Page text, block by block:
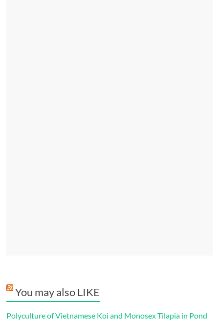
You may also LIKE
Polyculture of Vietnamese Koi and Monosex Tilapia in Pond